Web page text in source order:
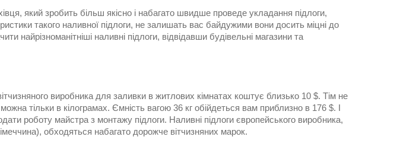
який зробить більш якісно і набагато швидше проведе укладання підлоги,
такого наливної підлоги, не залишать вас байдужими вони досить міцні до
найрізноманітніші наливні підлоги, відвідавши будівельні магазини та
виробника для заливки в житлових кімнатах коштує близько 10 $. Тім не
тільки в кілограмах. Ємність вагою 36 кг обійдеться вам приблизно в 176 $. І
роботу майстра з монтажу підлоги. Наливні підлоги європейського виробника,
обходяться набагато дорожче вітчизняних марок.